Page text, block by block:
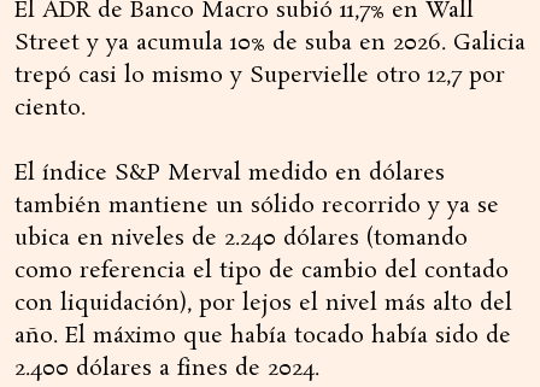
El ADR de Banco Macro subió 11,7% en Wall
Street y ya acumula 10% de suba en 2026. Galicia
trepó casi lo mismo y Supervielle otro 12,7 por
ciento.
El índice S&P Merval medido en dólares
también mantiene un sólido recorrido y ya se
ubica en niveles de 2.240 dólares (tomando
como referencia el tipo de cambio del contado
con liquidación), por lejos el nivel más alto del
año. El máximo que había tocado había sido de
2.400 dólares a fines de 2024.